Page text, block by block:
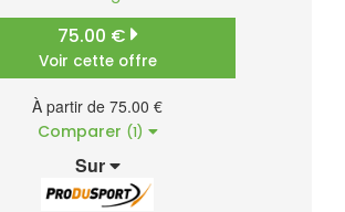
75.00 €
Voir cette offre
À partir de 75.00 €
Comparer (1)
Sur